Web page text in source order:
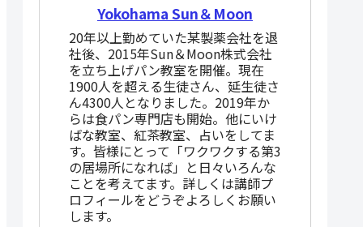
Yokohama Sun＆Moon
20年以上勤めていた某製薬会社を退
社後、2015年Sun＆Moon株式会社
を立ち上げパン教室を開催。現在
1900人を超える生徒さん、延生徒さ
ん4300人となりました。2019年か
らは食パン専門店も開始。他にいけ
ばな教室、紅茶教室、占いをしてま
す。皆様にとって「ワクワクする第3
の居場所になれば」と日々いろんな
ことを考えてます。詳しくは講師プ
ロフィールをどうぞよろしくお願い
します。